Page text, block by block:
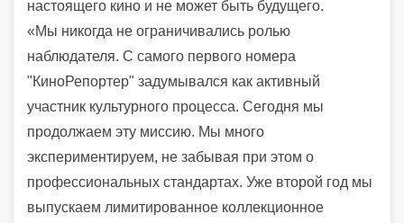
настоящего кино и не может быть будущего.
«Мы никогда не ограничивались ролью
наблюдателя. С самого первого номера
"КиноРепортер" задумывался как активный
участник культурного процесса. Сегодня мы
продолжаем эту миссию. Мы много
экспериментируем, не забывая при этом о
профессиональных стандартах. Уже второй год мы
выпускаем лимитированное коллекционное